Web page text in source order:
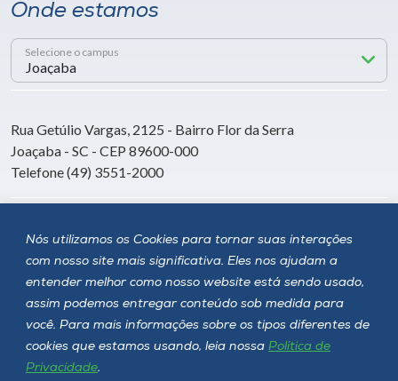
Nós utilizamos os Cookies para tornar suas interações
com nosso site mais significativa. Eles nos ajudam a
entender melhor como nosso website está sendo usado,
assim podemos entregar conteúdo sob medida para
você. Para mais informações sobre os tipos diferentes de
cookies que estamos usando, leia nossa Política de
Privacidade.
Onde estamos
Selecione o campus
Rua Getúlio Vargas, 2125 - Bairro Flor da Serra
Joaçaba - SC - CEP 89600-000
Telefone (49) 3551-2000
Siga a Unoesc